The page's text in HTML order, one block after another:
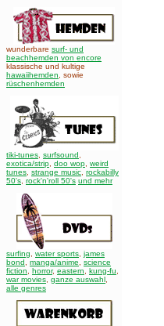
wunderbare surf- und
beachhemden von encore
klassische und kultige
hawaiihemden
sowie
rüschenhemden
tiki-tunes surfsound
exotica/strip doo wop weird
tunes strange music rockabilly
50's rock'n'roll 50's und mehr
surfing water sports james
bond
manga/anime
science
fiction
horror, eastern kung-fu
war movies ganze auswahl
alle genres